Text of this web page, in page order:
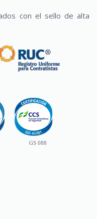
con el sello de alta
GS 088